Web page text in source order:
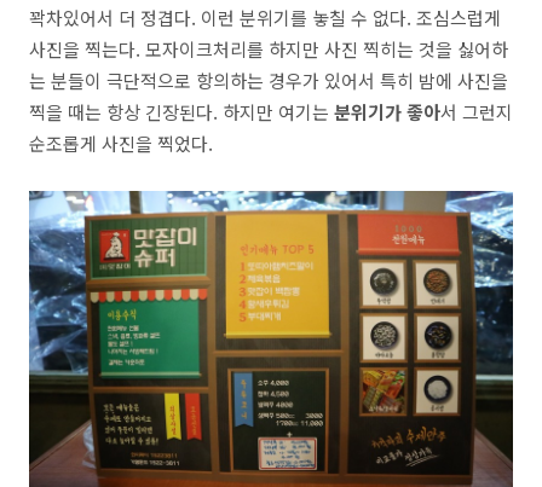
꽉차있어서 더 정겹다. 이런 분위기를 놓칠 수 없다. 조심스럽게
사진을 찍는다. 모자이크처리를 하지만 사진 찍히는 것을 싫어하
는 분들이 극단적으로 항의하는 경우가 있어서 특히 밤에 사진을
찍을 때는 항상 긴장된다. 하지만 여기는 분위기가 좋아서 그런지
순조롭게 사진을 찍었다.